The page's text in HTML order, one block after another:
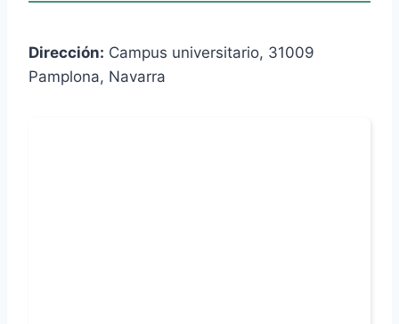
Dirección: Campus universitario, 31009
Pamplona, Navarra